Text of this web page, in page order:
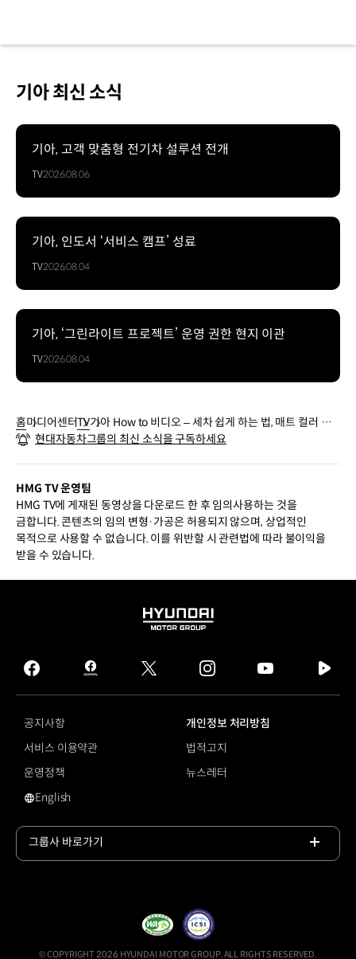
기아 최신 소식
기아, 고객 맞춤형 전기차 설루션 전개
TV2026.08.06
기아, 인도서 ‘서비스 캠프’ 성료
TV2026.08.04
기아, ‘그린라이트 프로젝트’ 운영 권한 현지 이관
TV2026.08.04
홈미디어센터TV기아 How to 비디오 – 세차 쉽게 하는 법, 매트 컬러 관
리법 (차종 공통)
현대자동차그룹의 최신 소식을 구독하세요
HMG TV 운영팀
HMG TV에 게재된 동영상을 다운로드 한 후 임의사용하는 것을
금합니다. 콘텐츠의 임의 변형·가공은 허용되지 않으며, 상업적인
목적으로 사용할 수 없습니다. 이를 위반할 시 관련법에 따라 불이익을
받을 수 있습니다.
HYUNDAI
GROUP
facebook
hmg
journal
twitter instagram
tv
공지사항
개인정보 처리방침
서비스 이용약관
법적고지
운영정책
뉴스레터
영문 사이트로 이동
English
그룹사 바로가기
© COPYRIGHT 2026 HYUNDAI MOTOR GROUP, ALL RIGHTS RESERVED.